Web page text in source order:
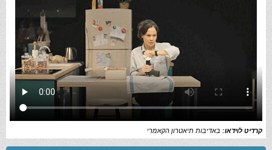
קרדיט לוידאו: באדיבות תיאטרון הקאמרי